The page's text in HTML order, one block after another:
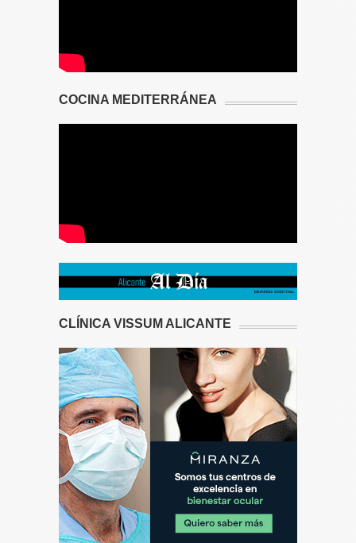
COCINA MEDITERRÁNEA
CLÍNICA VISSUM ALICANTE